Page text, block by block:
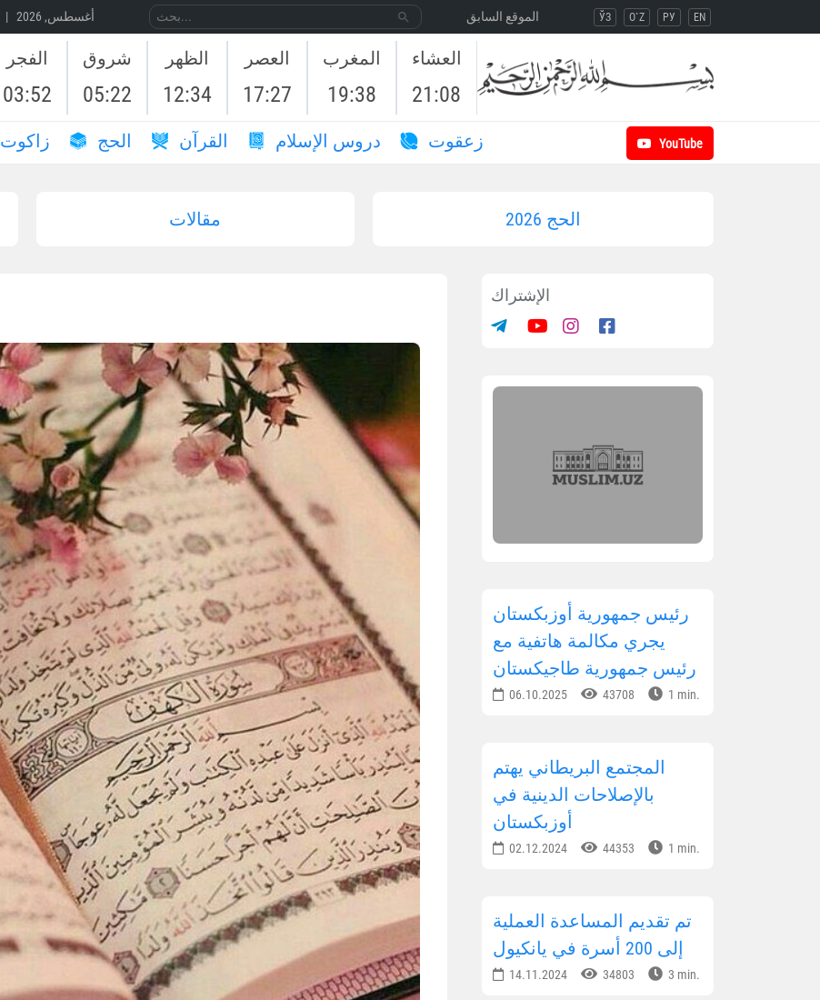
07 أغسطس, 2026 | 24 صَفَر, 1448 الموقع السابق ЎЗ O`Z РУ EN
الفجر
03:52
شروق
05:22
الظهر
12:34
العصر
17:27
المغرب
19:38
العشاء
21:08
زاكوت الحج القرآن دروس الإسلام زعقوت YouTube
مقالات الحج 2026
الإشتراك
رئيس جمهورية أوزبكستان
يجري مكالمة هاتفية مع
رئيس جمهورية طاجيكستان
06.10.2025 43708 1 min.
المجتمع البريطاني يهتم
بالإصلاحات الدينية في
أوزبكستان
02.12.2024 44353 1 min.
تم تقديم المساعدة العملية
إلى 200 أسرة في يانكيول
14.11.2024 34803 3 min.